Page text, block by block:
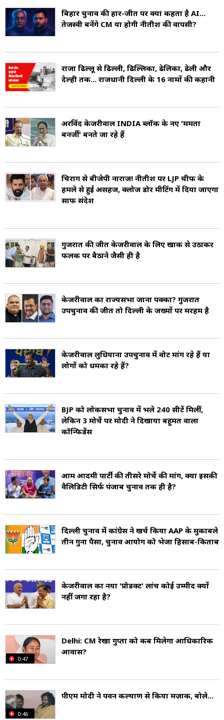
पार्टी ने राज्य सरकार बनाई और अरविंद केजरीवाल
तीसरी बार मुख्यमंत्री बने. दिल्ली विधानसभा का
2015 के विधानसभा चुनाव में आप ने 70 में से 67 सीटों
पर जीत हासिल की थी.
बिहार चुनाव की हार-जीत पर क्या कहता है AI...
तेजस्वी बनेंगे CM या होगी नीतीश की वापसी?
राजा ढिल्लू से ढिल्ली, ढिल्लिका, ढेलिका, ढेली और
देल्ही तक... राजधानी दिल्ली के 16 नामों की कहानी
अरविंद केजरीवाल INDIA ब्लॉक के नए 'ममता
बनर्जी' बनते जा रहे हैं
चिराग से बीजेपी नाराज! नीतीश पर LJP चीफ के
हमले से हुई असहज, क्लोज डोर मीटिंग में दिया जाएगा
साफ संदेश
गुजरात की जीत केजरीवाल के लिए खाक से उठाकर
फलक पर बैठाने जैसी ही है
केजरीवाल का राज्यसभा जाना पक्का? गुजरात
उपचुनाव की जीत तो दिल्ली के जख्मों पर मरहम है
केजरीवाल लुधियाना उपचुनाव में वोट मांग रहे हैं या
लोगों को धमका रहे हैं?
BJP को लोकसभा चुनाव में भले 240 सीटें मिलीं,
लेकिन 3 मोर्चे पर मोदी ने दिखाया बहुमत वाला
कॉन्फिडेंस
आम आदमी पार्टी की तीसरे मोर्चे की मांग, क्या इसकी
वैलिडिटी सिर्फ पंजाब चुनाव तक ही है?
दिल्ली चुनाव में कांग्रेस ने खर्च किया AAP के मुकाबले
तीन गुना पैसा, चुनाव आयोग को भेजा हिसाब-किताब
केजरीवाल का नया 'प्रोडक्ट' लांच कोई उम्मीद क्यों
नहीं जगा रहा है?
0:47
Delhi: CM रेखा गुप्ता को कब मिलेगा आधिकारिक
आवास?
0:46
पीएम मोदी ने पवन कल्याण से किया मज़ाक, बोले...